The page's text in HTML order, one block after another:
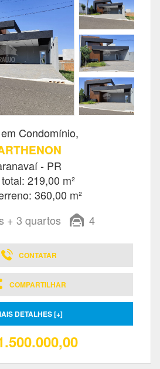
Condomínio,
- PR
219,00 m²
360,00 m²
+ 3 quartos 4
CONTATAR
COMPARTILHAR
DETALHES [+]